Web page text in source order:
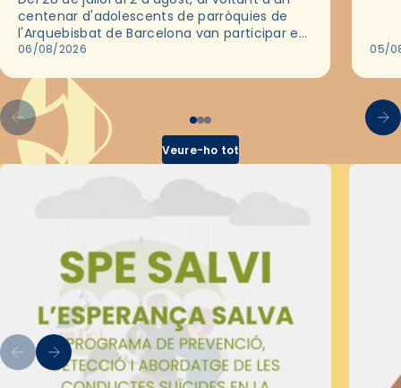
centenar d'adolescents de parròquies de
l'Arquebisbat de Barcelona van participar en
les convivències Be Apostle, organitzades
06/08/2026 05/
Veure-ho tot